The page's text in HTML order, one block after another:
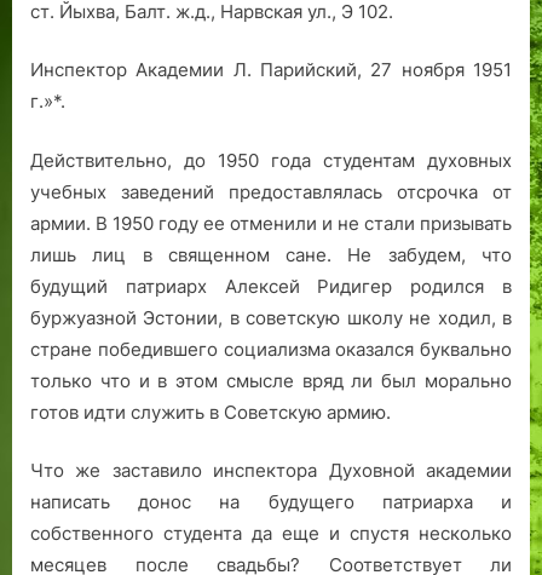
ст. Йыхва, Балт. ж.д., Нарвская ул., Э 102.
Инспектор Академии Л. Парийский, 27 ноября 1951
г.»*.
Действительно, до 1950 года студентам духовных
учебных заведений предоставлялась отсрочка от
армии. В 1950 году ее отменили и не стали призывать
лишь лиц в священном сане. Не забудем, что
будущий патриарх Алексей Ридигер родился в
буржуазной Эстонии, в советскую школу не ходил, в
стране победившего социализма оказался буквально
только что и в этом смысле вряд ли был морально
готов идти служить в Советскую армию.
Что же заставило инспектора Духовной академии
написать донос на будущего патриарха и
собственного студента да еще и спустя несколько
месяцев после свадьбы? Соответствует ли